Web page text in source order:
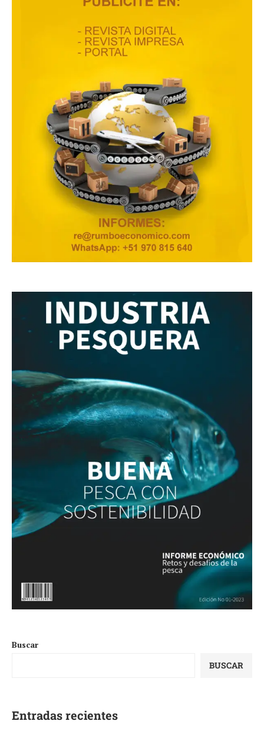
Buscar
BUSCAR
Entradas recientes